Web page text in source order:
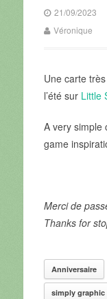
21/09/2023
Véronique
Une carte
l’été sur Little
A very simple
game
Merci de
Thanks for
Anniversaire
simply graphic